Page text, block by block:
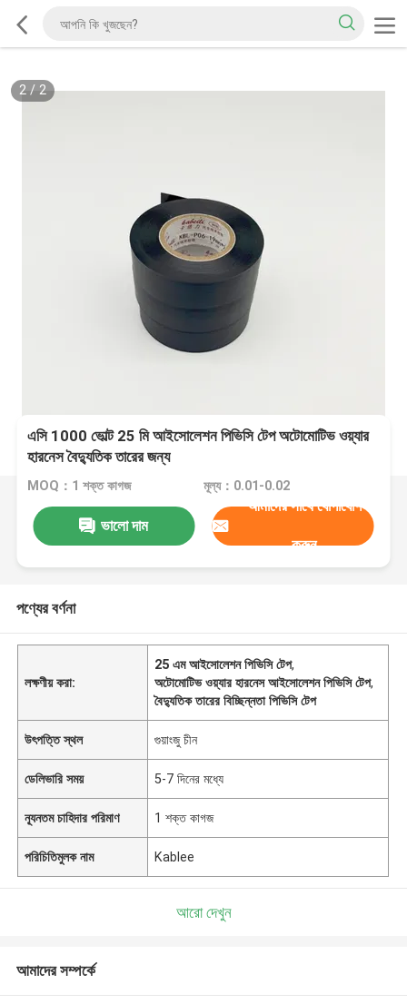
2/ 2
এসি 1000 ভোল্ট 25 মি আইসোলেশন পিভিসি টেপ অটোমোটিভ ওয়্যার
হারনেস বৈদ্যুতিক তারের জন্য
MOQ：1 শক্ত কাগজ মূল্য：0.01-0.02
ভালো দাম
আমাদের সাথে যোগাযোগ
করুন
পণ্যের বর্ণনা
লক্ষণীয় করা:
25 এম আইসোলেশন পিভিসি টেপ,
অটোমোটিভ ওয়্যার হারনেস আইসোলেশন পিভিসি টেপ,
বৈদ্যুতিক তারের বিচ্ছিন্নতা পিভিসি টেপ
উৎপত্তি স্থল গুয়াংজু চীন
ডেলিভারি সময় 5-7 দিনের মধ্যে
ন্যূনতম চাহিদার পরিমাণ 1 শক্ত কাগজ
পরিচিতিমুলক নাম Kablee
আরো দেখুন
আমাদের সম্পর্কে